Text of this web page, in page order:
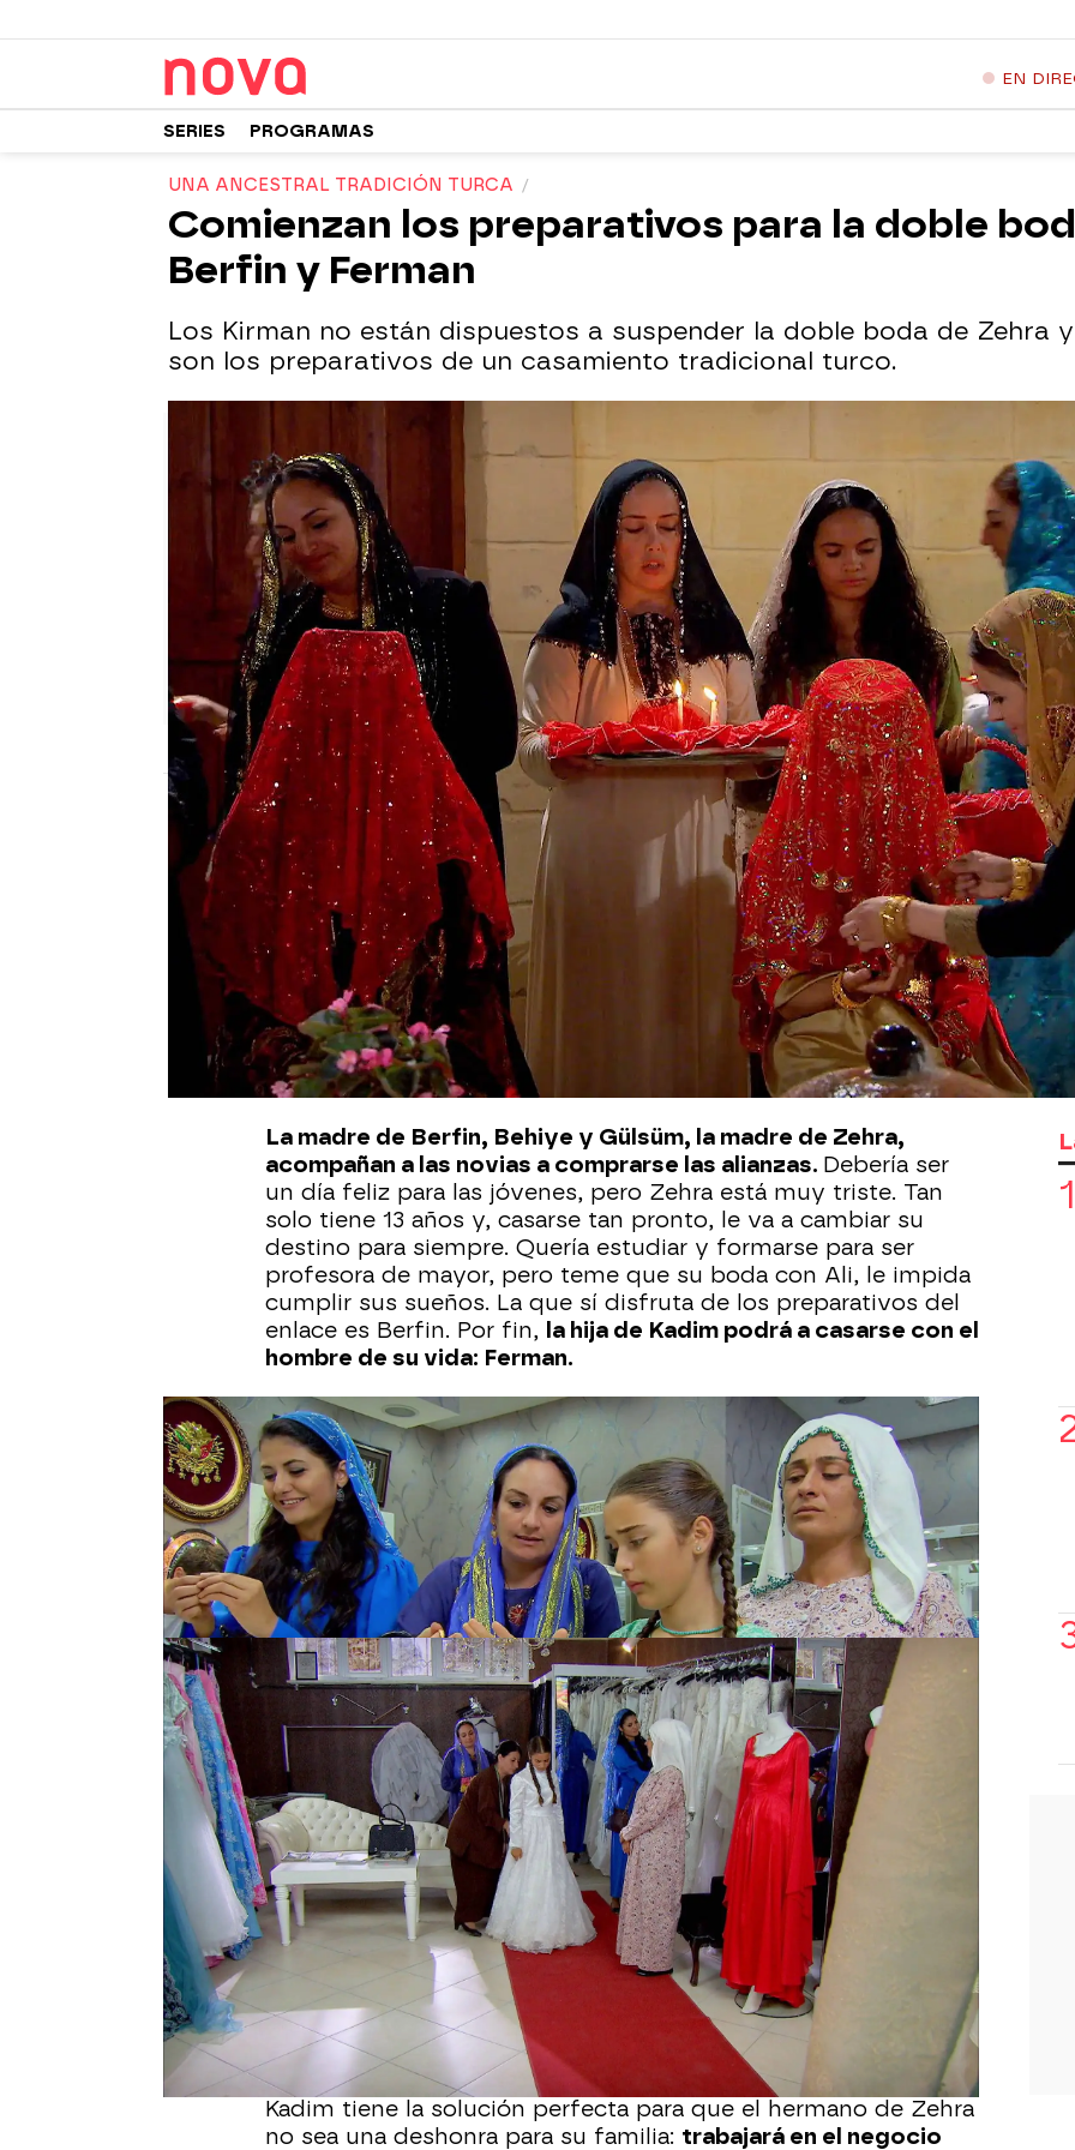
EN
SERIES PROGRAMAS
UNA ANCESTRAL TRADICIÓN TURCA
Comienzan los preparativos para la doble
Berfin y Ferman
Los Kirman no están dispuestos a suspender la doble boda de Zehra
son los preparativos de un casamiento tradicional turco.
Nova
Publicado: 25 de enero de 2024, 16:25
WhatsappFacebook
X
Pese a todos los intentos de Azad, Melek, Zehra y Ali para
suspender la boda, finalmente, no es posible y la familia
Kirman, aprovecha que el hijo mayor de Zümrüt está
hospitalizado tras ser disparado accidentalmente por su
hermano Ali, paracomenzar lo antes posible con los
preparativos del enlace
. Quieren casar a ambas parejas de un
día para otro.
La madre de Berfin, Behiye y Gülsüm, la madre de Zehra,
acompañan a las novias a comprarse las alianzas. Debería ser
un día feliz para las jóvenes, pero Zehra está muy triste. Tan
solo tiene 13 años y, casarse tan pronto, le va a cambiar su
destino para siempre. Quería estudiar y formarse para ser
profesora de mayor, pero teme que su boda con Ali, le impida
cumplir sus sueños. La que sí disfruta de los preparativos del
enlace es Berfin. Por fin, la hija de Kadim podrá a casarse con el
hombre de su vida: Ferman.
Tras escoger una sortija para darse el sí quiero,toca elegir el
vestido de novia y la seda para el velo y las telas bordadas
con hilos de plata u oro que llevarán el día que den el sí quiero
a sus respectivas parejas. Behiye, que tiene muy buen gusto,
no escatimará en gastos, ya que, en la tradición turca, el
vestido de noviaes un símbolo de riqueza y buenos augurios
para el futuro matrimonio.
Tras un día agotador eligiendo Berfin y Zehra sus looks,
celebran la 'noche de henna', o lo que es lo mismo, su
despedida de solteras en la mansión de los Kirman. Es una
fiesta solo para mujeres y es tradición que las novias se vistan
de rojo con un velo de seda que les cubra la cabeza mientras
su familias y amigaslas rodean cantando y bailando con una
tarta de velas en las manos.
Mientras tanto, los novios, acompañados de sus allegados más
íntimos,se reúnen para tomar café y té y charlar. Rashit está
pletórico. Va a casar a su hijo Ferman con una de las jóvenes
más ricas del pueblo.
Sin embargo, Kadim y Devra no están muy contentos con el
enlace. Ferman es de origen humilde y hubieran preferido que
Berfin se hubiera casado con un joven de su estrato social.
Kadim tiene la solución perfecta para que el hermano de Zehra
no sea una deshonra para su familia: trabajará en el negocio